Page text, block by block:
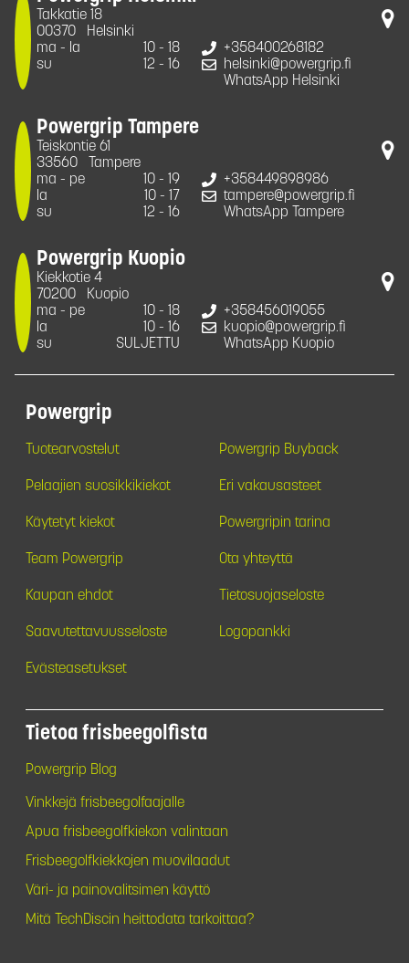
Takkatie 18
00370
Helsinki
ma - la
10 - 18
su
12 - 16
+358400268182
helsinki@powergrip.fi
WhatsApp Helsinki
Powergrip Tampere
Teiskontie 61
33560
Tampere
ma - pe
10 - 19
la
10 - 17
su
12 - 16
+358449898986
tampere@powergrip.fi
WhatsApp Tampere
Powergrip Kuopio
Kiekkotie 4
70200
Kuopio
ma - pe
10 - 18
la
10 - 16
su
SULJETTU
+358456019055
kuopio@powergrip.fi
WhatsApp Kuopio
Powergrip
Tuotearvostelut Powergrip Buyback
Pelaajien suosikkikiekot Eri vakausasteet
Käytetyt kiekot Powergripin tarina
Team Powergrip Ota yhteyttä
Kaupan ehdot Tietosuojaseloste
Saavutettavuusseloste Logopankki
Evästeasetukset
Tietoa frisbeegolfista
Powergrip Blog
Vinkkejä frisbeegolfaajalle
Apua frisbeegolfkiekon valintaan
Frisbeegolfkiekkojen muovilaadut
Väri- ja painovalitsimen käyttö
Mitä TechDiscin heittodata tarkoittaa?